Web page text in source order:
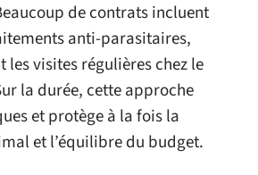
de contrats incluent
anti-parasitaires,
les visites régulières chez le
la durée, cette approche
et protège à la fois la
et l’équilibre du budget.